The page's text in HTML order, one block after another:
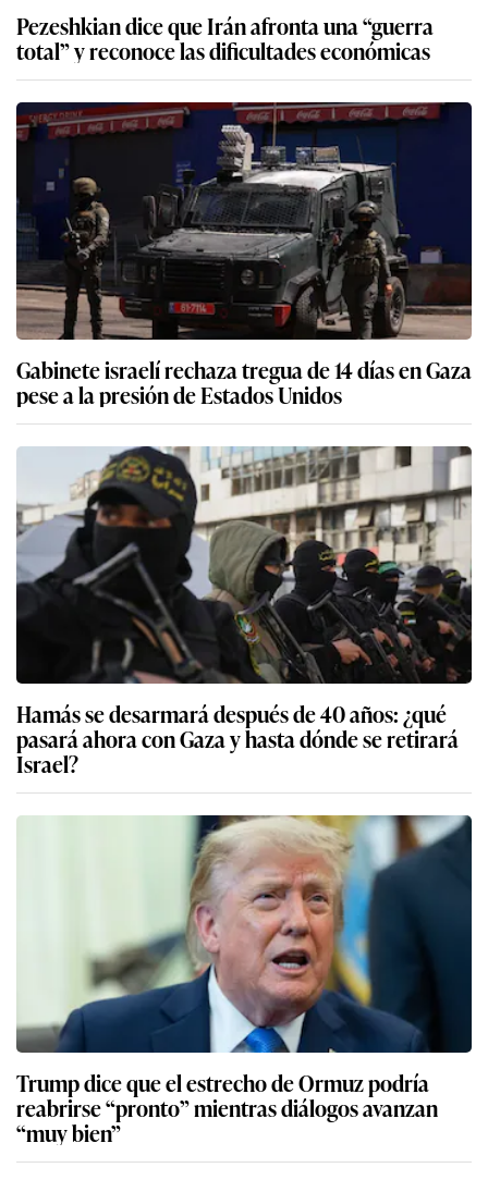
Pezeshkian dice que Irán afronta una “guerra
total” y reconoce las dificultades económicas
Gabinete israelí rechaza tregua de 14 días en Gaza
pese a la presión de Estados Unidos
Hamás se desarmará después de 40 años: ¿qué
pasará ahora con Gaza y hasta dónde se retirará
Israel?
Trump dice que el estrecho de Ormuz podría
reabrirse “pronto” mientras diálogos avanzan
“muy bien”